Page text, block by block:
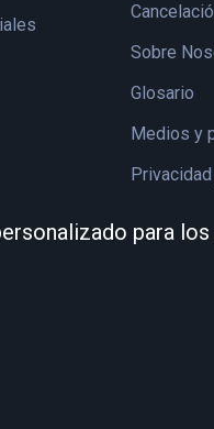
Sobre
Glosario
Medios y
para